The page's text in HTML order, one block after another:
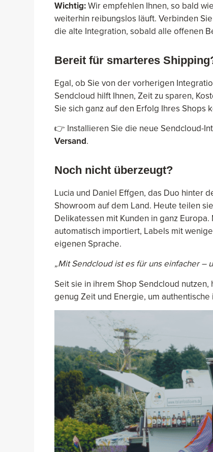
Wichtig:Wir empfehlen Ihnen, so bald
weiterhin reibungslos läuft. Verbinden
die alte Integration, sobald alle offenen
Bereit für smarteres
Egal, ob Sie von der vorherigen
Sendcloud hilft Ihnen, Zeit zu sparen,
Sie sich ganz auf den Erfolg Ihres Shops
👉 Installieren Sie die neue Sendcloud-
Versand.
Noch nicht überzeugt?
Lucia und Daniel Effgen, das Duo hinter
Showroom auf dem Land. Heute teilen
Delikatessen mit Kunden in ganz
automatisch importiert, Labels mit
eigenen Sprache.
„Mit Sendcloud ist es für uns einfacher –
Seit sie in ihrem Shop Sendcloud
genug Zeit und Energie, um